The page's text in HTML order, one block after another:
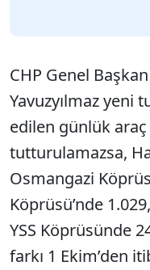
CHP Genel Başkan
Yavuzyılmaz yeni
edilen günlük araç
tutturulamazsa,
Osmangazi
Köprüsü’nde
YSS Köprüsünde
farkı 1 Ekim’den